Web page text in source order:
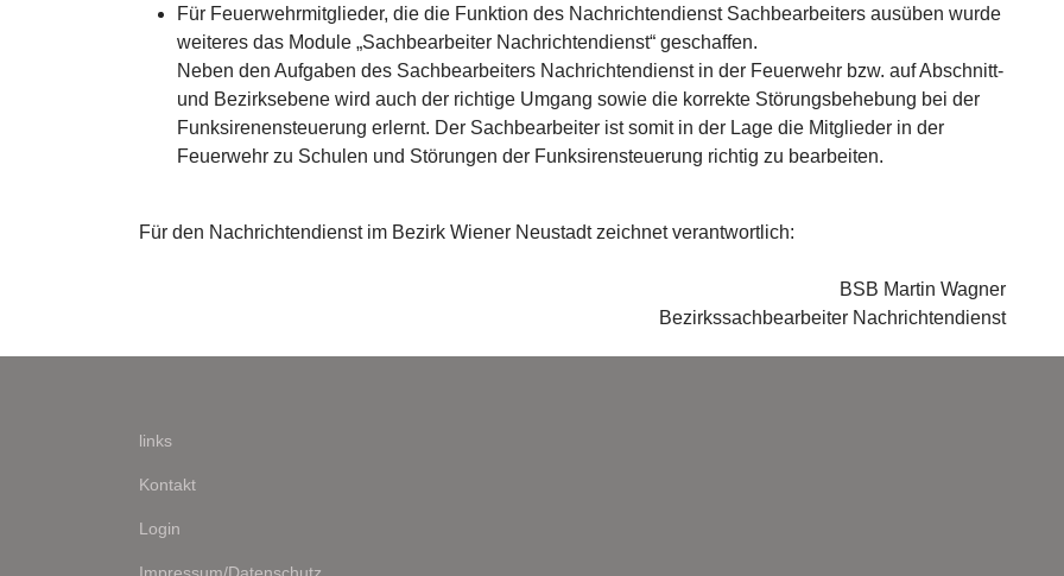
Für Feuerwehrmitglieder, die die Funktion des Nachrichtendienst Sachbearbeiters ausüben wurde
weiteres das Module „Sachbearbeiter Nachrichtendienst“ geschaffen.
Neben den Aufgaben des Sachbearbeiters Nachrichtendienst in der Feuerwehr bzw. auf Abschnitt-
und Bezirksebene wird auch der richtige Umgang sowie die korrekte Störungsbehebung bei der
Funksirenensteuerung erlernt. Der Sachbearbeiter ist somit in der Lage die Mitglieder in der
Feuerwehr zu Schulen und Störungen der Funksirensteuerung richtig zu bearbeiten.
Für den Nachrichtendienst im Bezirk Wiener Neustadt zeichnet verantwortlich:
BSB Martin Wagner
Bezirkssachbearbeiter Nachrichtendienst
links
Kontakt
Login